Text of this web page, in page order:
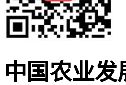
中国农业发